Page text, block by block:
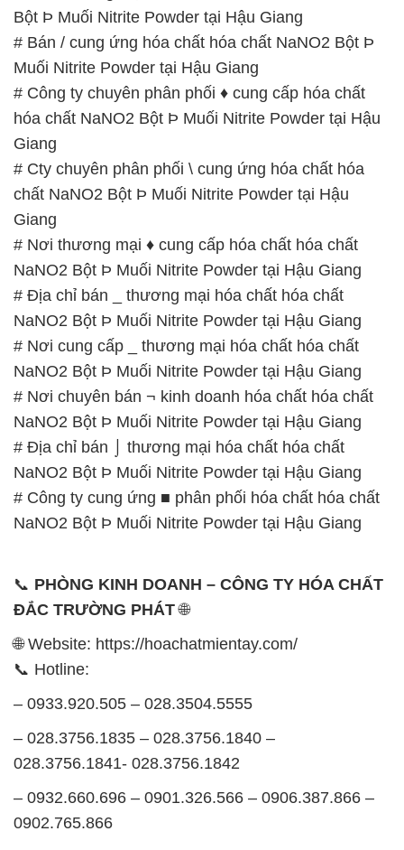
hóa chất NaNO2 Bột Þ Muối Nitrite Powder tại Hậu
Giang
# Cty chuyên phân phối \ cung ứng hóa chất hóa
chất NaNO2 Bột Þ Muối Nitrite Powder tại Hậu
Giang
# Nơi thương mại ♦ cung cấp hóa chất hóa chất
NaNO2 Bột Þ Muối Nitrite Powder tại Hậu Giang
# Địa chỉ bán _ thương mại hóa chất hóa chất
NaNO2 Bột Þ Muối Nitrite Powder tại Hậu Giang
# Nơi cung cấp _ thương mại hóa chất hóa chất
NaNO2 Bột Þ Muối Nitrite Powder tại Hậu Giang
# Nơi chuyên bán ¬ kinh doanh hóa chất hóa chất
NaNO2 Bột Þ Muối Nitrite Powder tại Hậu Giang
# Địa chỉ bán ⌡ thương mại hóa chất hóa chất
NaNO2 Bột Þ Muối Nitrite Powder tại Hậu Giang
# Công ty cung ứng ■ phân phối hóa chất hóa chất
NaNO2 Bột Þ Muối Nitrite Powder tại Hậu Giang
📞PHÒNG KINH DOANH – CÔNG TY HÓA CHẤT
ĐẮC TRƯỜNG PHÁT 🌐
🌐 Website: https://hoachatmientay.com/
– 0933.920.505 – 028.3504.5555
028.3756.1841- 028.3756.1842
0902.765.866
📧 Email: hoachat@dactruongphat.vn
TRƯỜNG PHÁT